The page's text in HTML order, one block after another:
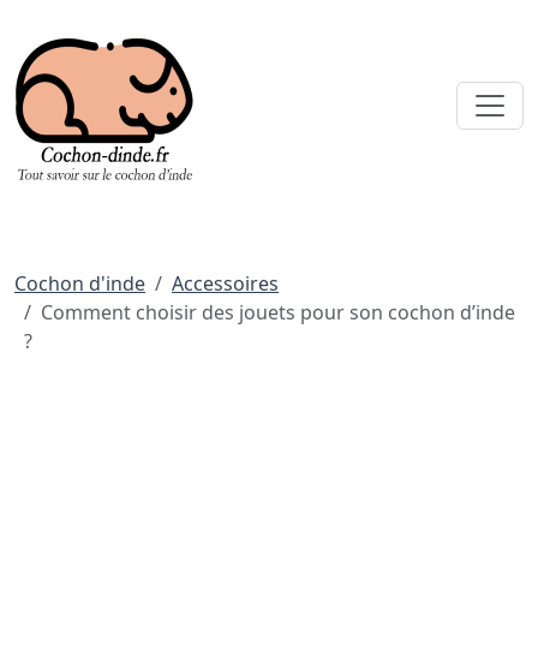
Cochon d'inde
Accessoires
Comment choisir des jouets pour son cochon d’inde
?